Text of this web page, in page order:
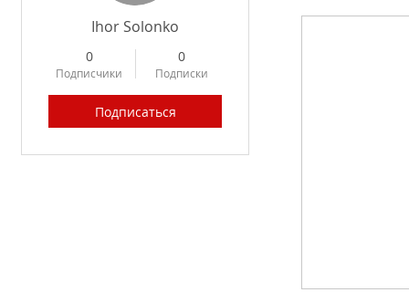
Ihor Solonko
0
Подписчики
0
Подписки
Подписаться